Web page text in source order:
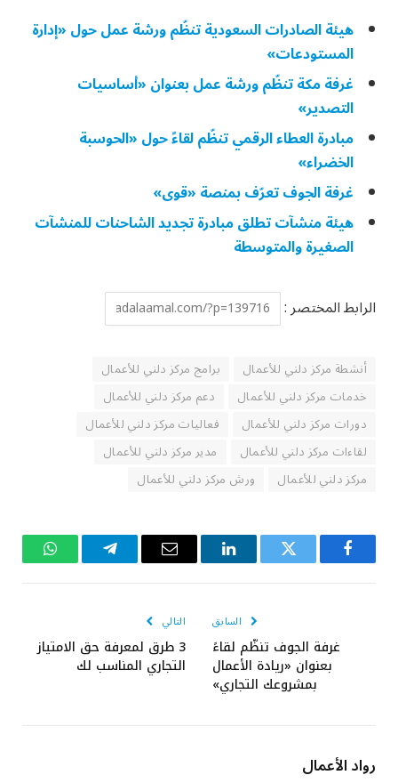
هيئة الصادرات السعودية تنظّم ورشة عمل حول «إدارة
المستودعات»
غرفة مكة تنظّم ورشة عمل بعنوان «أساسيات
التصدير»
مبادرة العطاء الرقمي تنظّم لقاءً حول «الحوسبة
الخضراء»
غرفة الجوف تعرّف بمنصة «قوى»
هيئة منشآت تطلق مبادرة تجديد الشاحنات للمنشآت
الصغيرة والمتوسطة
الرابط المختصر :
أنشطة مركز دلني للأعمال
برامج مركز دلني للأعمال
خدمات مركز دلني للأعمال
دعم مركز دلني للأعمال
دورات مركز دلني للأعمال
فعاليات مركز دلني للأعمال
لقاءات مركز دلني للأعمال
مدير مركز دلني للأعمال
مركز دلني للأعمال
ورش مركز دلني للأعمال
فيسبوك تويتر لينكدإن
البريد
تيلقرام واتساب
السابق
غرفة الجوف تنظّم لقاءً
بعنوان «ريادة الأعمال
بمشروعك التجاري»
التالي
3 طرق لمعرفة حق الامتياز
التجاري المناسب لك
رواد الأعمال